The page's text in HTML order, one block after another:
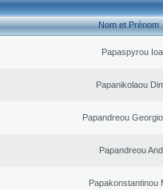
Nom et Prénom
Papaspyrou
Papanikolaou
Papandreou
Papandreou
Papakonstantinou